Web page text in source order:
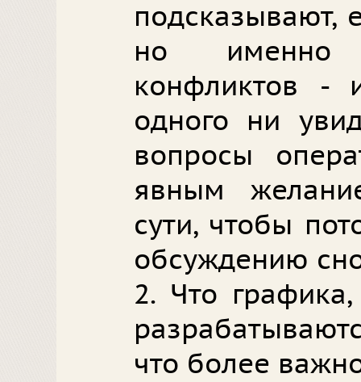
подсказывают,
но именно
конфликтов -
одного ни
вопросы
явным
сути, чтобы
обсуждению
2. Что
что более